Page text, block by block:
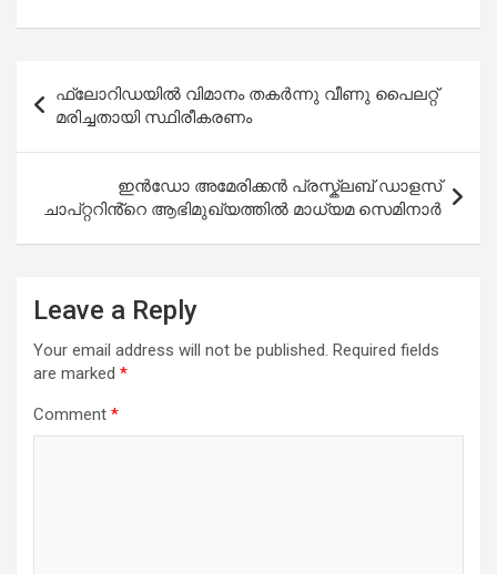
navigation
ഫ്ലോറിഡയിൽ വിമാനം തകർന്നു വീണു പൈലറ്റ്
മരിച്ചതായി സ്ഥിരീകരണം
ഇൻഡോ അമേരിക്കൻ പ്രസ്ക്ലബ് ഡാളസ്
ചാപ്റ്ററിൻ്റെ ആഭിമുഖ്യത്തിൽ മാധ്യമ സെമിനാർ
Leave a Reply
Your email address will not be published. Required fields
are marked *
Comment *